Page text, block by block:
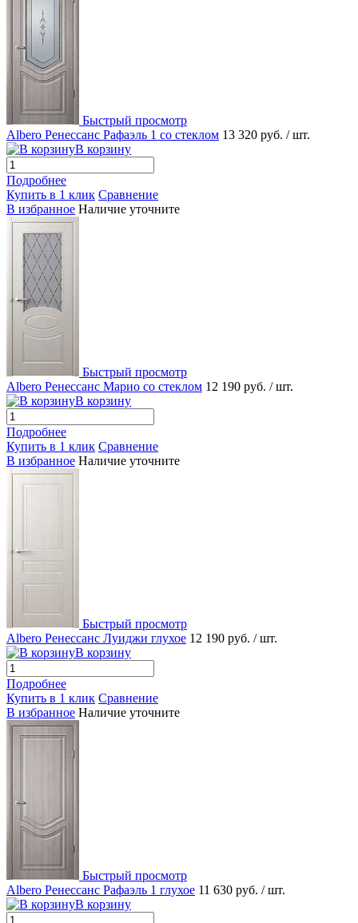
Быстрый просмотр
Albero Ренессанс Рафаэль 1 со стеклом 13 320 руб. / шт.
В корзину
Подробнее
Купить в 1 клик Сравнение
В избранное Наличие уточните
Быстрый просмотр
Albero Ренессанс Марио со стеклом 12 190 руб. / шт.
В корзину
Подробнее
Купить в 1 клик Сравнение
В избранное Наличие уточните
Быстрый просмотр
Albero Ренессанс Луиджи глухое 12 190 руб. / шт.
В корзину
Подробнее
Купить в 1 клик Сравнение
В избранное Наличие уточните
Быстрый просмотр
Albero Ренессанс Рафаэль 1 глухое 11 630 руб. / шт.
В корзину